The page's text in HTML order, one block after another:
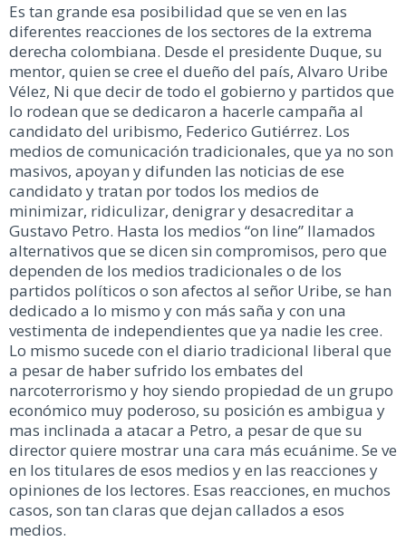
Es tan grande esa posibilidad que se ven en las
diferentes reacciones de los sectores de la extrema
derecha colombiana. Desde el presidente Duque, su
mentor, quien se cree el dueño del país, Alvaro Uribe
Vélez, Ni que decir de todo el gobierno y partidos que
lo rodean que se dedicaron a hacerle campaña al
candidato del uribismo, Federico Gutiérrez. Los
medios de comunicación tradicionales, que ya no son
masivos, apoyan y difunden las noticias de ese
candidato y tratan por todos los medios de
minimizar, ridiculizar, denigrar y desacreditar a
Gustavo Petro. Hasta los medios “on line” llamados
alternativos que se dicen sin compromisos, pero que
dependen de los medios tradicionales o de los
partidos políticos o son afectos al señor Uribe, se han
dedicado a lo mismo y con más saña y con una
vestimenta de independientes que ya nadie les cree.
Lo mismo sucede con el diario tradicional liberal que
a pesar de haber sufrido los embates del
narcoterrorismo y hoy siendo propiedad de un grupo
económico muy poderoso, su posición es ambigua y
mas inclinada a atacar a Petro, a pesar de que su
director quiere mostrar una cara más ecuánime. Se ve
en los titulares de esos medios y en las reacciones y
opiniones de los lectores. Esas reacciones, en muchos
casos, son tan claras que dejan callados a esos
medios.